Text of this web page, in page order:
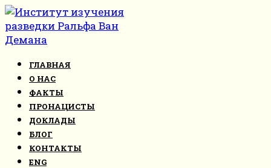
Перейти
к
контенту
ГЛАВНАЯ
О НАС
ФАКТЫ
ПРОНАЦИСТЫ
ДОКЛАДЫ
БЛОГ
КОНТАКТЫ
ENG